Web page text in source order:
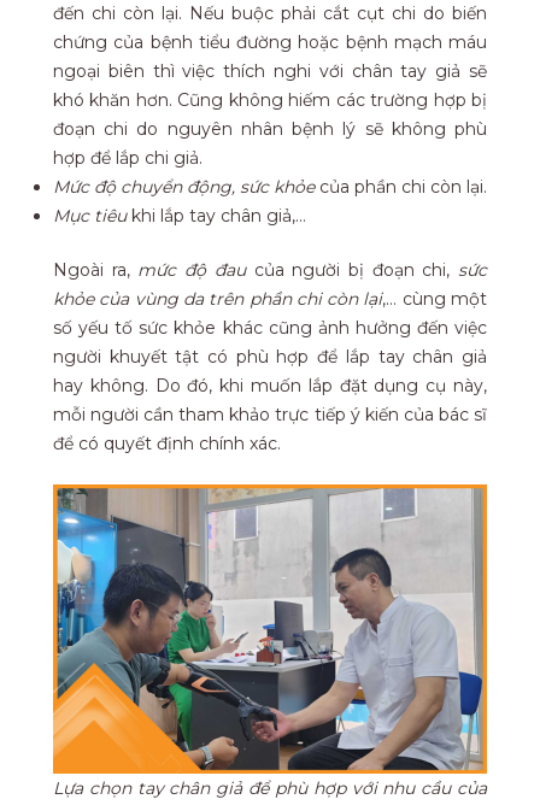
đến chi còn lại. Nếu buộc phải cắt cụt chi do biến
chứng của bệnh tiểu đường hoặc bệnh mạch máu
ngoại biên thì việc thích nghi với chân tay giả sẽ
khó khăn hơn. Cũng không hiếm các trường hợp bị
đoạn chi do nguyên nhân bệnh lý sẽ không phù
hợp để lắp chi giả.
Mức độ chuyển động, sức khỏecủa phần chi còn lại.
Mục tiêu khi lắp tay chân giả,…
Ngoài ra, mức độ đaucủa người bị đoạn chi,sức
khỏe của vùng da trên phần chi còn lại,… cùng một
số yếu tố sức khỏe khác cũng ảnh hưởng đến việc
người khuyết tật có phù hợp để lắp tay chân giả
hay không. Do đó, khi muốn lắp đặt dụng cụ này,
mỗi người cần tham khảo trực tiếp ý kiến của bác sĩ
để có quyết định chính xác.
Lựa chọn tay chân giả để phù hợp với nhu cầu của